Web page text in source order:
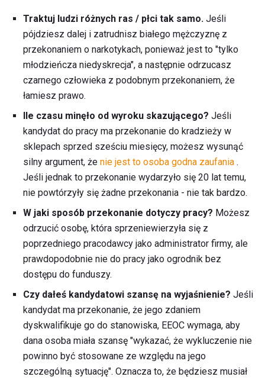
Traktuj ludzi różnych ras / płci tak samo. Jeśli
pójdziesz dalej i zatrudnisz białego mężczyznę z
przekonaniem o narkotykach, ponieważ jest to "tylko
młodzieńcza niedyskrecja", a następnie odrzucasz
czarnego człowieka z podobnym przekonaniem, że
łamiesz prawo.
Ile czasu minęło od wyroku skazującego? Jeśli
kandydat do pracy ma przekonanie do kradzieży w
sklepach sprzed sześciu miesięcy, możesz wysunąć
silny argument, że nie jest to osoba godna zaufania .
Jeśli jednak to przekonanie wydarzyło się 20 lat temu,
nie powtórzyły się żadne przekonania - nie tak bardzo.
W jaki sposób przekonanie dotyczy pracy? Możesz
odrzucić osobę, która sprzeniewierzyła się z
poprzedniego pracodawcy jako administrator firmy, ale
prawdopodobnie nie do pracy jako ogrodnik bez
dostępu do funduszy.
Czy dałeś kandydatowi szansę na wyjaśnienie? Jeśli
kandydat ma przekonanie, że jego zdaniem
dyskwalifikuje go do stanowiska, EEOC wymaga, aby
dana osoba miała szansę "wykazać, że wykluczenie nie
powinno być stosowane ze względu na jego
szczególną sytuację". Oznacza to, że będziesz musiał